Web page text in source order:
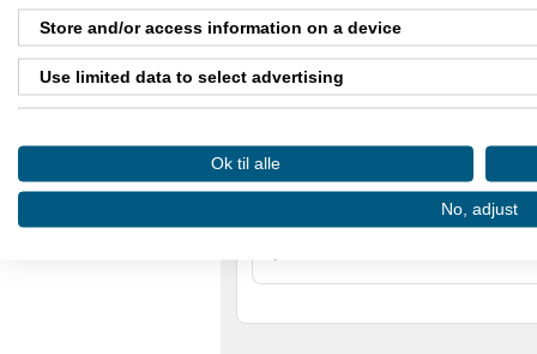
Ud over dette kommer der en masse
Cosmos Co sælges via vores egen
autoriserede forhandlere af produkterne.
Ejere og medarbejdere
Store and/or access information on a device
Use limited data to select advertising
Use profiles to select personalised advertising
Create profiles to personalise content
Measure advertising performance
Ok til alle
No, adjust